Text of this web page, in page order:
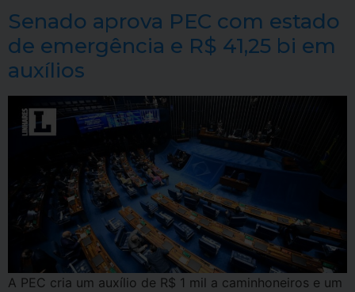
Senado aprova PEC com estado
de emergência e R$ 41,25 bi em
auxílios
A PEC cria um auxílio de R$ 1 mil a caminhoneiros e um